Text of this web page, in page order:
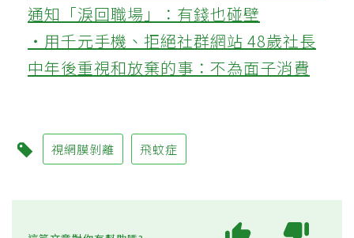
通知「淚回職場」：有錢也碰壁
‧用千元手機、拒絕社群網站 48歲社長
中年後重視和放棄的事：不為面子消費
視網膜剝離 飛蚊症